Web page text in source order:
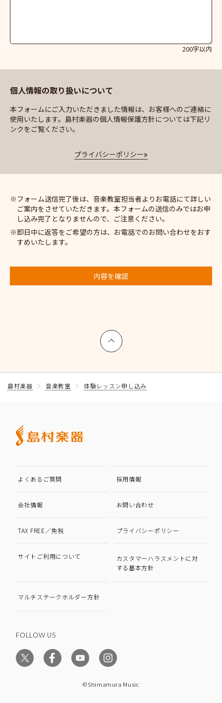
200字以内
個人情報の取り扱いについて
本フォームにご入力いただきました情報は、お客様へのご連絡に
使用いたします。島村楽器の個人情報保護方針については下記リ
ンクをご覧ください。
プライバシーポリシー
フォーム送信完了後は、音楽教室担当者よりお電話にて詳しい
ご案内をさせていただきます。本フォームの送信のみではお申
し込み完了となりませんので、ご注意ください。
即日中に返答をご希望の方は、お電話でのお問い合わせをおす
すめいたします。
内容を確認
上へ戻る
島村楽器 音楽教室 体験レッスン申し込み
よくあるご質問 採用情報
会社情報 お問い合わせ
TAX FREE／免税 プライバシーポリシー
サイトご利用について
カスタマーハラスメントに対
する基本方針
マルチステークホルダー方針
FOLLOW US
©Shimamura Music